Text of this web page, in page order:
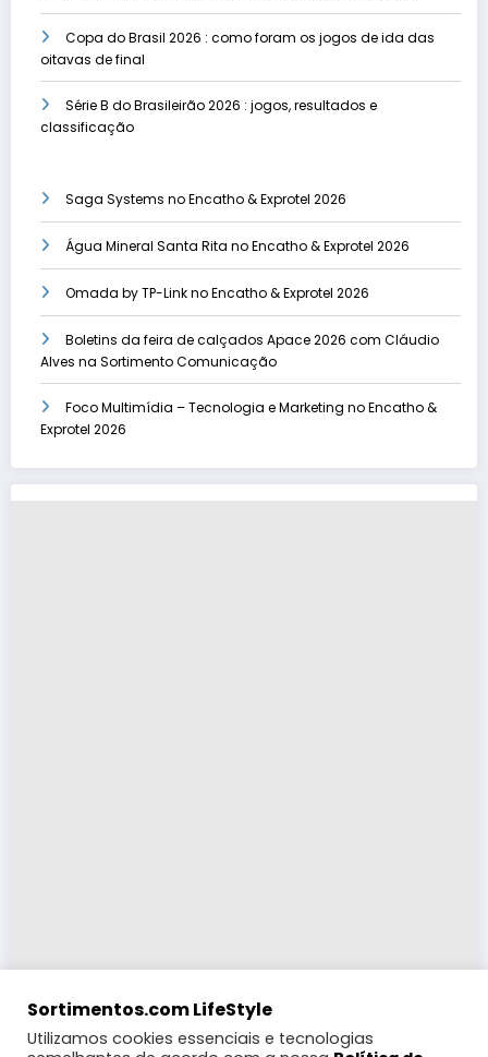
Copa do Brasil 2026 : como foram os jogos de ida das
oitavas de final
Série B do Brasileirão 2026 : jogos, resultados e
classificação
Saga Systems no Encatho & Exprotel 2026
Água Mineral Santa Rita no Encatho & Exprotel 2026
Omada by TP-Link no Encatho & Exprotel 2026
Boletins da feira de calçados Apace 2026 com Cláudio
Alves na Sortimento Comunicação
Foco Multimídia – Tecnologia e Marketing no Encatho &
Exprotel 2026
Sortimentos.com LifeStyle
Utilizamos cookies essenciais e tecnologias